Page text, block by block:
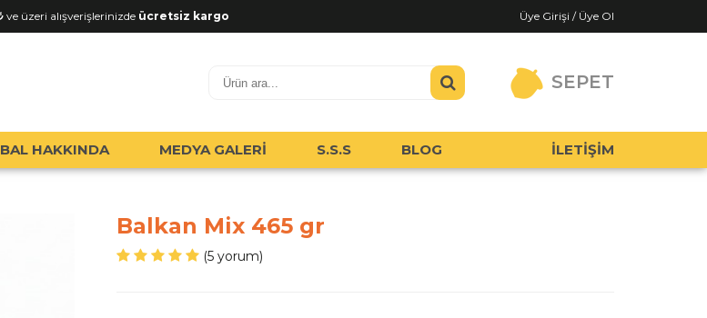
ve üzeri alışverişlerinizde ücretsiz kargo Üye Girişi / Üye Ol
SEPET
BAL HAKKINDA MEDYA GALERİ S.S.S BLOG İLETİŞİM
Balkan Mix 465 gr
(5 yorum)